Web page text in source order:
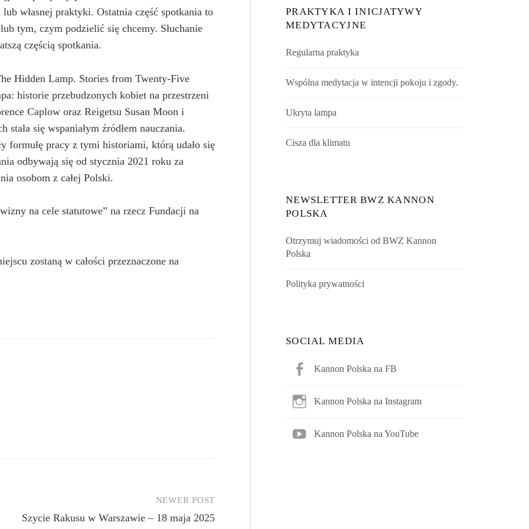
własnej praktyki. Ostatnia część spotkania to
tym, czym podzielić się chcemy. Słuchanie
częścią spotkania.
Hidden Lamp. Stories from Twenty-Five
historie przebudzonych kobiet na przestrzeni
Caplow oraz Reigetsu Susan Moon i
się wspaniałym źródłem nauczania.
formułę pracy z tymi historiami, którą udało się
odbywają się od stycznia 2021 roku za
osobom z całej Polski.
na cele statutowe” na rzecz Fundacji na
zostaną w całości przeznaczone na
NEWER POST
Szycie Rakusu w Warszawie – 18 maja 2025
PRAKTYKA I INICJATYWY
MEDYTACYJNE
Regularna praktyka
Wspólna medytacja w intencji pokoju i zgody.
Ukryta lampa
Cisza dla klimatu
NEWSLETTER BWZ KANNON
POLSKA
Otrzymuj wiadomości od BWZ Kannon
Polska
Polityka prywatności
SOCIAL MEDIA
Kannon Polska na FB
Kannon Polska na Instagram
Kannon Polska na YouTube